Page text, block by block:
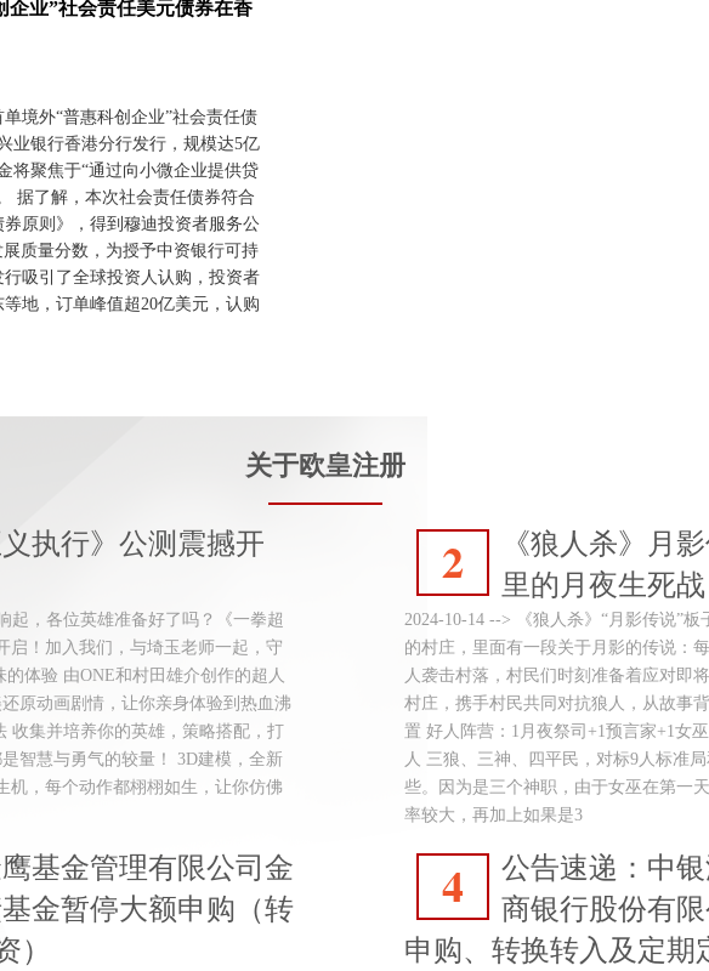
企业”社会责任美元债券在香
境外“普惠科创企业”社会责任债
业银行香港分行发行，规模达5亿
将聚焦于“通过向小微企业提供贷
据了解，本次社会责任债券符合
原则》，得到穆迪投资者服务公
质量分数，为授予中资银行可持
吸引了全球投资人认购，投资者
地，订单峰值超20亿美元，认购
关于欧皇注册
义执行》公测震撼开
起，各位英雄准备好了吗？《一拳超
启！加入我们，与埼玉老师一起，守
体验 由ONE和村田雄介创作的超人
原动画剧情，让你亲身体验到热血沸
收集并培养你的英雄，策略搭配，打
智慧与勇气的较量！ 3D建模，全新
机，每个动作都栩栩如生，让你仿佛
2
《狼人杀》月
里的月夜生死战
2024-10-14 --> 《狼人杀》“月影传说”
的村庄，里面有一段关于月影的传说：
人袭击村落，村民们时刻准备着应对即
村庄，携手村民共同对抗狼人，从故事
置 好人阵营：1月夜祭司+1预言家+1女
人 三狼、三神、四平民，对标9人标准
些。因为是三个神职，由于女巫在第一
率较大，再加上如果是3
基金管理有限公司金
金暂停大额申购（转
）
4
公告速递：中
商银行股份有
申购、转换转入及定期